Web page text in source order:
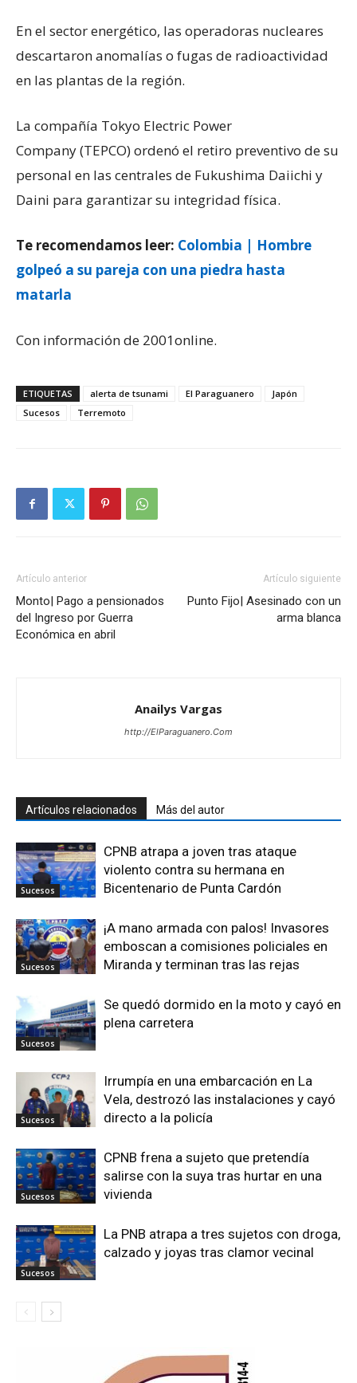
En el sector energético, las operadoras nucleares
descartaron anomalías o fugas de radioactividad
en las plantas de la región.
La compañía Tokyo Electric Power
Company (TEPCO) ordenó el retiro preventivo de su
personal en las centrales de Fukushima Daiichi y
Daini para garantizar su integridad física.
Te recomendamos leer: Colombia | Hombre
golpeó a su pareja con una piedra hasta
matarla
Con información de 2001online.
ETIQUETAS alerta de tsunami El Paraguanero
Japón
Sucesos
Terremoto
Artículo anterior
Monto| Pago a pensionados
del Ingreso por Guerra
Económica en abril
Artículo siguiente
Punto Fijo| Asesinado con un
arma blanca
Anailys Vargas
http://ElParaguanero.Com
Artículos relacionados Más del autor
Sucesos
CPNB atrapa a joven tras ataque
violento contra su hermana en
Bicentenario de Punta Cardón
Sucesos
¡A mano armada con palos! Invasores
emboscan a comisiones policiales en
Miranda y terminan tras las rejas
Sucesos
Se quedó dormido en la moto y cayó en
plena carretera
Sucesos
Irrumpía en una embarcación en La
Vela, destrozó las instalaciones y cayó
directo a la policía
Sucesos
CPNB frena a sujeto que pretendía
salirse con la suya tras hurtar en una
vivienda
Sucesos
La PNB atrapa a tres sujetos con droga,
calzado y joyas tras clamor vecinal